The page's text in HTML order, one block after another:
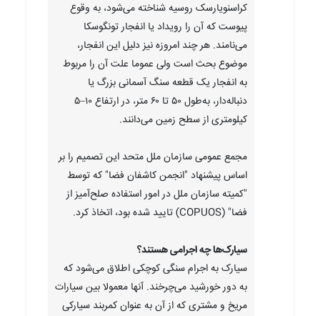
کراسنویارسک روسیه شناخته می‌شود، به وقوع
پیوست که آن را رویداد یا انفجار تونگوسکا
می‌نامند. هر چند امروزه نیز دلیل این انفجار،
موضوع بحث است ولی عموما علت آن را مربوط
به انفجار یک قطعه سنگ آسمانی بزرگ یا
دنباله‌دار، به‌طول ۵۰ تا ۶۰ متر، در ارتفاع ۱۰–۵
کیلومتری از سطح زمین می‌دانند.
مجمع عمومی سازمان ملل متحد این تصمیم را بر
اساس پیشنهاد "انجمن کاشفان فضا" که توسط
"کمیته سازمان ملل در امور استفاده صلح‌آمیز از
فضا" (COPUOS) تایید شده بود، اتخاذ کرد.
سیارک‌ها چه اجرامی هستند؟
سیارک به اجرام سنگی کوچکی اطلاق می‌شود که
به دور خورشید می‌چرخند. آنها معمولا بین سیارات
مریخ و مشتری که از آن به عنوان کمربند سیارکی